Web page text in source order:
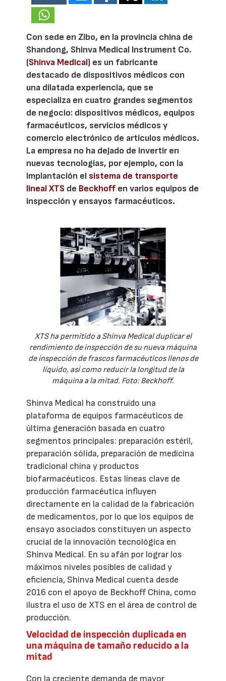
Con sede en Zibo, en la provincia china de
Shandong, Shinva Medical Instrument Co.
(Shinva Medical) es un fabricante
destacado de dispositivos médicos con
una dilatada experiencia, que se
especializa en cuatro grandes segmentos
de negocio: dispositivos médicos, equipos
farmacéuticos, servicios médicos y
comercio electrónico de artículos médicos.
La empresa no ha dejado de invertir en
nuevas tecnologías, por ejemplo, con la
implantación el sistema de transporte
lineal XTS de Beckhoff en varios equipos de
inspección y ensayos farmacéuticos.
XTS ha permitido a Shinva Medical duplicar el
rendimiento de inspección de su nueva máquina
de inspección de frascos farmacéuticos llenos de
líquido, así como reducir la longitud de la
máquina a la mitad. Foto: Beckhoff.
Shinva Medical ha construido una
plataforma de equipos farmacéuticos de
última generación basada en cuatro
segmentos principales: preparación estéril,
preparación sólida, preparación de medicina
tradicional china y productos
biofarmacéuticos. Estas líneas clave de
producción farmacéutica influyen
directamente en la calidad de la fabricación
de medicamentos, por lo que los equipos de
ensayo asociados constituyen un aspecto
crucial de la innovación tecnológica en
Shinva Medical. En su afán por lograr los
máximos niveles posibles de calidad y
eficiencia, Shinva Medical cuenta desde
2016 con el apoyo de Beckhoff China, como
ilustra el uso de XTS en el área de control de
producción.
Velocidad de inspección duplicada en
una máquina de tamaño reducido a la
mitad